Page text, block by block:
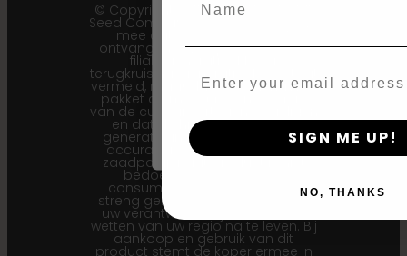
© Copyright 2011 - 2026 Humboldt
Seed Company | *Houd er rekening
mee dat u een pakket kunt
ontvangen waarop een eerdere
filiale generatie (F1…) of
terugkruisingsgeneratie (Bx…) staat
vermeld, maar dat de zaden in het
pakket de meest recente versie
van de cultivar vertegenwoordigen
en dat de hier weergegeven
generatie-informatie de meest
accurate is voor onze huidige
zaadpartijen. Dit product is niet
bedoeld voor menselijke
consumptie. Cannabis is een
streng gereguleerde plant. Het is
uw verantwoordelijkheid om de
wetten van uw regio na te leven. Bij
aankoop en gebruik van dit
product stemt de koper ermee in
By clicking AGREE & ENTER, you
SIGN ME UP!
NO, THANKS